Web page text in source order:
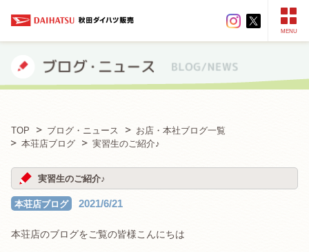
MENU
TOP ブログ・ニュース
お店・本社ブログ一覧
本荘店ブログ
実習生のご紹介♪
実習生のご紹介♪
本荘店ブログ 2021/6/21
本荘店のブログをご覧の皆様こんにちは